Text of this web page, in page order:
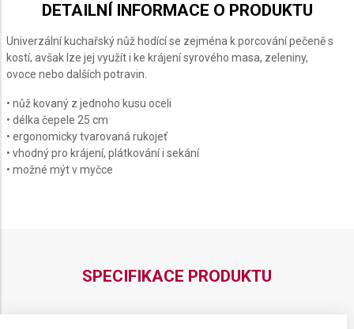
DETAILNÍ INFORMACE O PRODUKTU
Univerzální kuchařský nůž hodící se zejména k porcování pečeně s
kostí, avšak lze jej využít i ke krájení syrového masa, zeleniny,
ovoce nebo dalších potravin.
• nůž kovaný z jednoho kusu oceli
• délka čepele 25 cm
• ergonomicky tvarovaná rukojeť
• vhodný pro krájení, plátkování i sekání
• možné mýt v myčce
SPECIFIKACE PRODUKTU